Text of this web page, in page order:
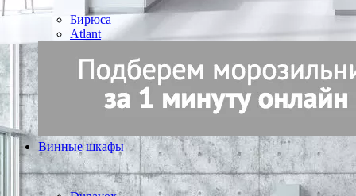
Бирюса
Atlant
Винные шкафы